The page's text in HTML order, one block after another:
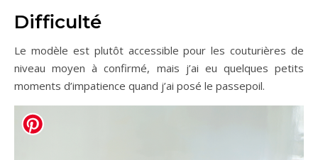
Difficulté
Le modèle est plutôt accessible pour les couturières de
niveau moyen à confirmé, mais j’ai eu quelques petits
moments d’impatience quand j’ai posé le passepoil.